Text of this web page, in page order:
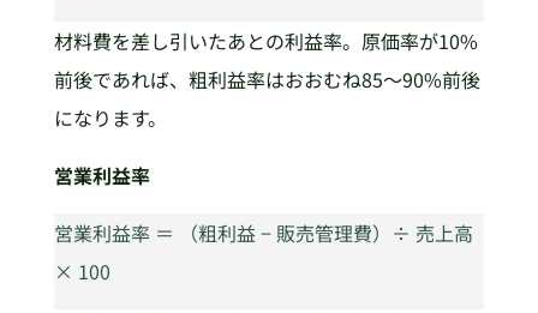
材料費を差し引いたあとの利益率。原価率が10%
前後であれば、粗利益率はおおむね85〜90%前後
になります。
営業利益率
営業利益率 ＝ （粗利益 − 販売管理費）÷ 売上高
× 100